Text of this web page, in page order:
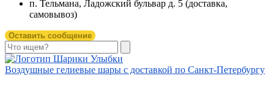
п. Тельмана, Ладожский бульвар д. 5 (доставка,
самовывоз)
Оставить сообщение
Воздушные гелиевые шары с доставкой по Санкт-Петербургу